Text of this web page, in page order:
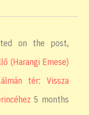
on the post,
(Harangi Emese)
tér: Vissza
5 months